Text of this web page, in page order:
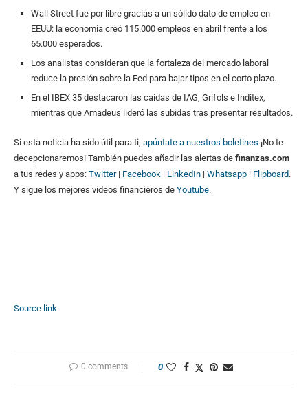
Wall Street fue por libre gracias a un sólido dato de empleo en
EEUU: la economía creó 115.000 empleos en abril frente a los
65.000 esperados.
Los analistas consideran que la fortaleza del mercado laboral
reduce la presión sobre la Fed para bajar tipos en el corto plazo.
En el IBEX 35 destacaron las caídas de IAG, Grifols e Inditex,
mientras que Amadeus lideró las subidas tras presentar resultados.
Si esta noticia ha sido útil para ti, apúntate a nuestros boletines ¡No te
decepcionaremos! También puedes añadir las alertas de finanzas.com
a tus redes y apps: Twitter| Facebook | LinkedIn | Whatsapp | Flipboard.
Y sigue los mejores videos financieros de Youtube.
Source link
0 comments 0